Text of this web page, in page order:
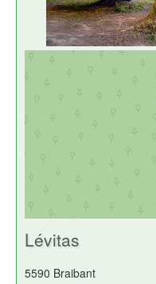
Lévitas
5590 Braibant